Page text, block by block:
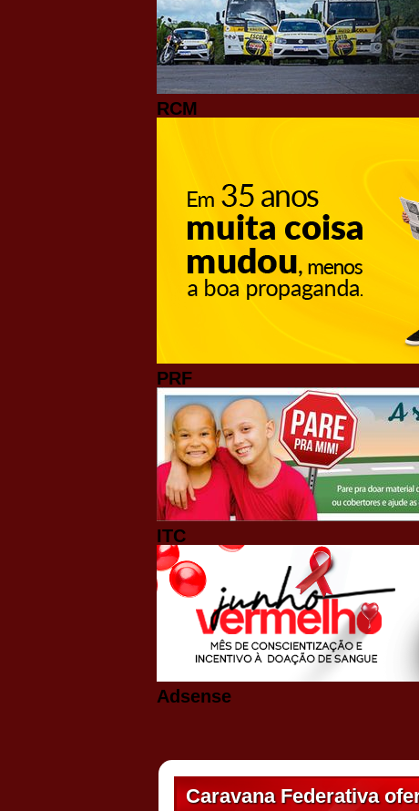
RCM
PRF
ITC
Adsense
Caravana Federativa